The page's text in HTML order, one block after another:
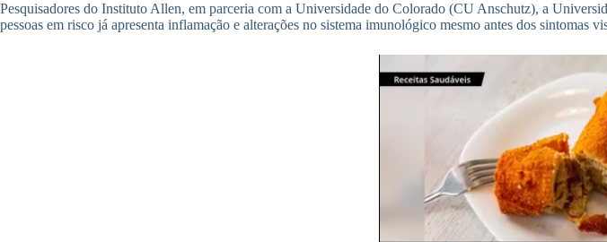
Pesquisadores do Instituto Allen, em parceria com a Universidade do Colorado (CU Anschutz), a
pessoas em risco já apresenta inflamação e alterações no sistema imunológico mesmo antes dos sintomas